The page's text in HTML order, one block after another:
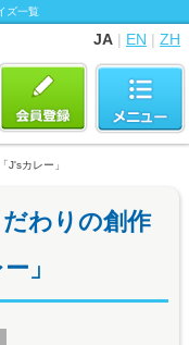
ズ一覧
JA | EN | ZH
J'sカレー」
わりの創作
」